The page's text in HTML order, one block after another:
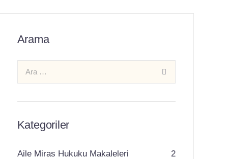
Arama
Kategoriler
Aile Miras Hukuku Makaleleri 2